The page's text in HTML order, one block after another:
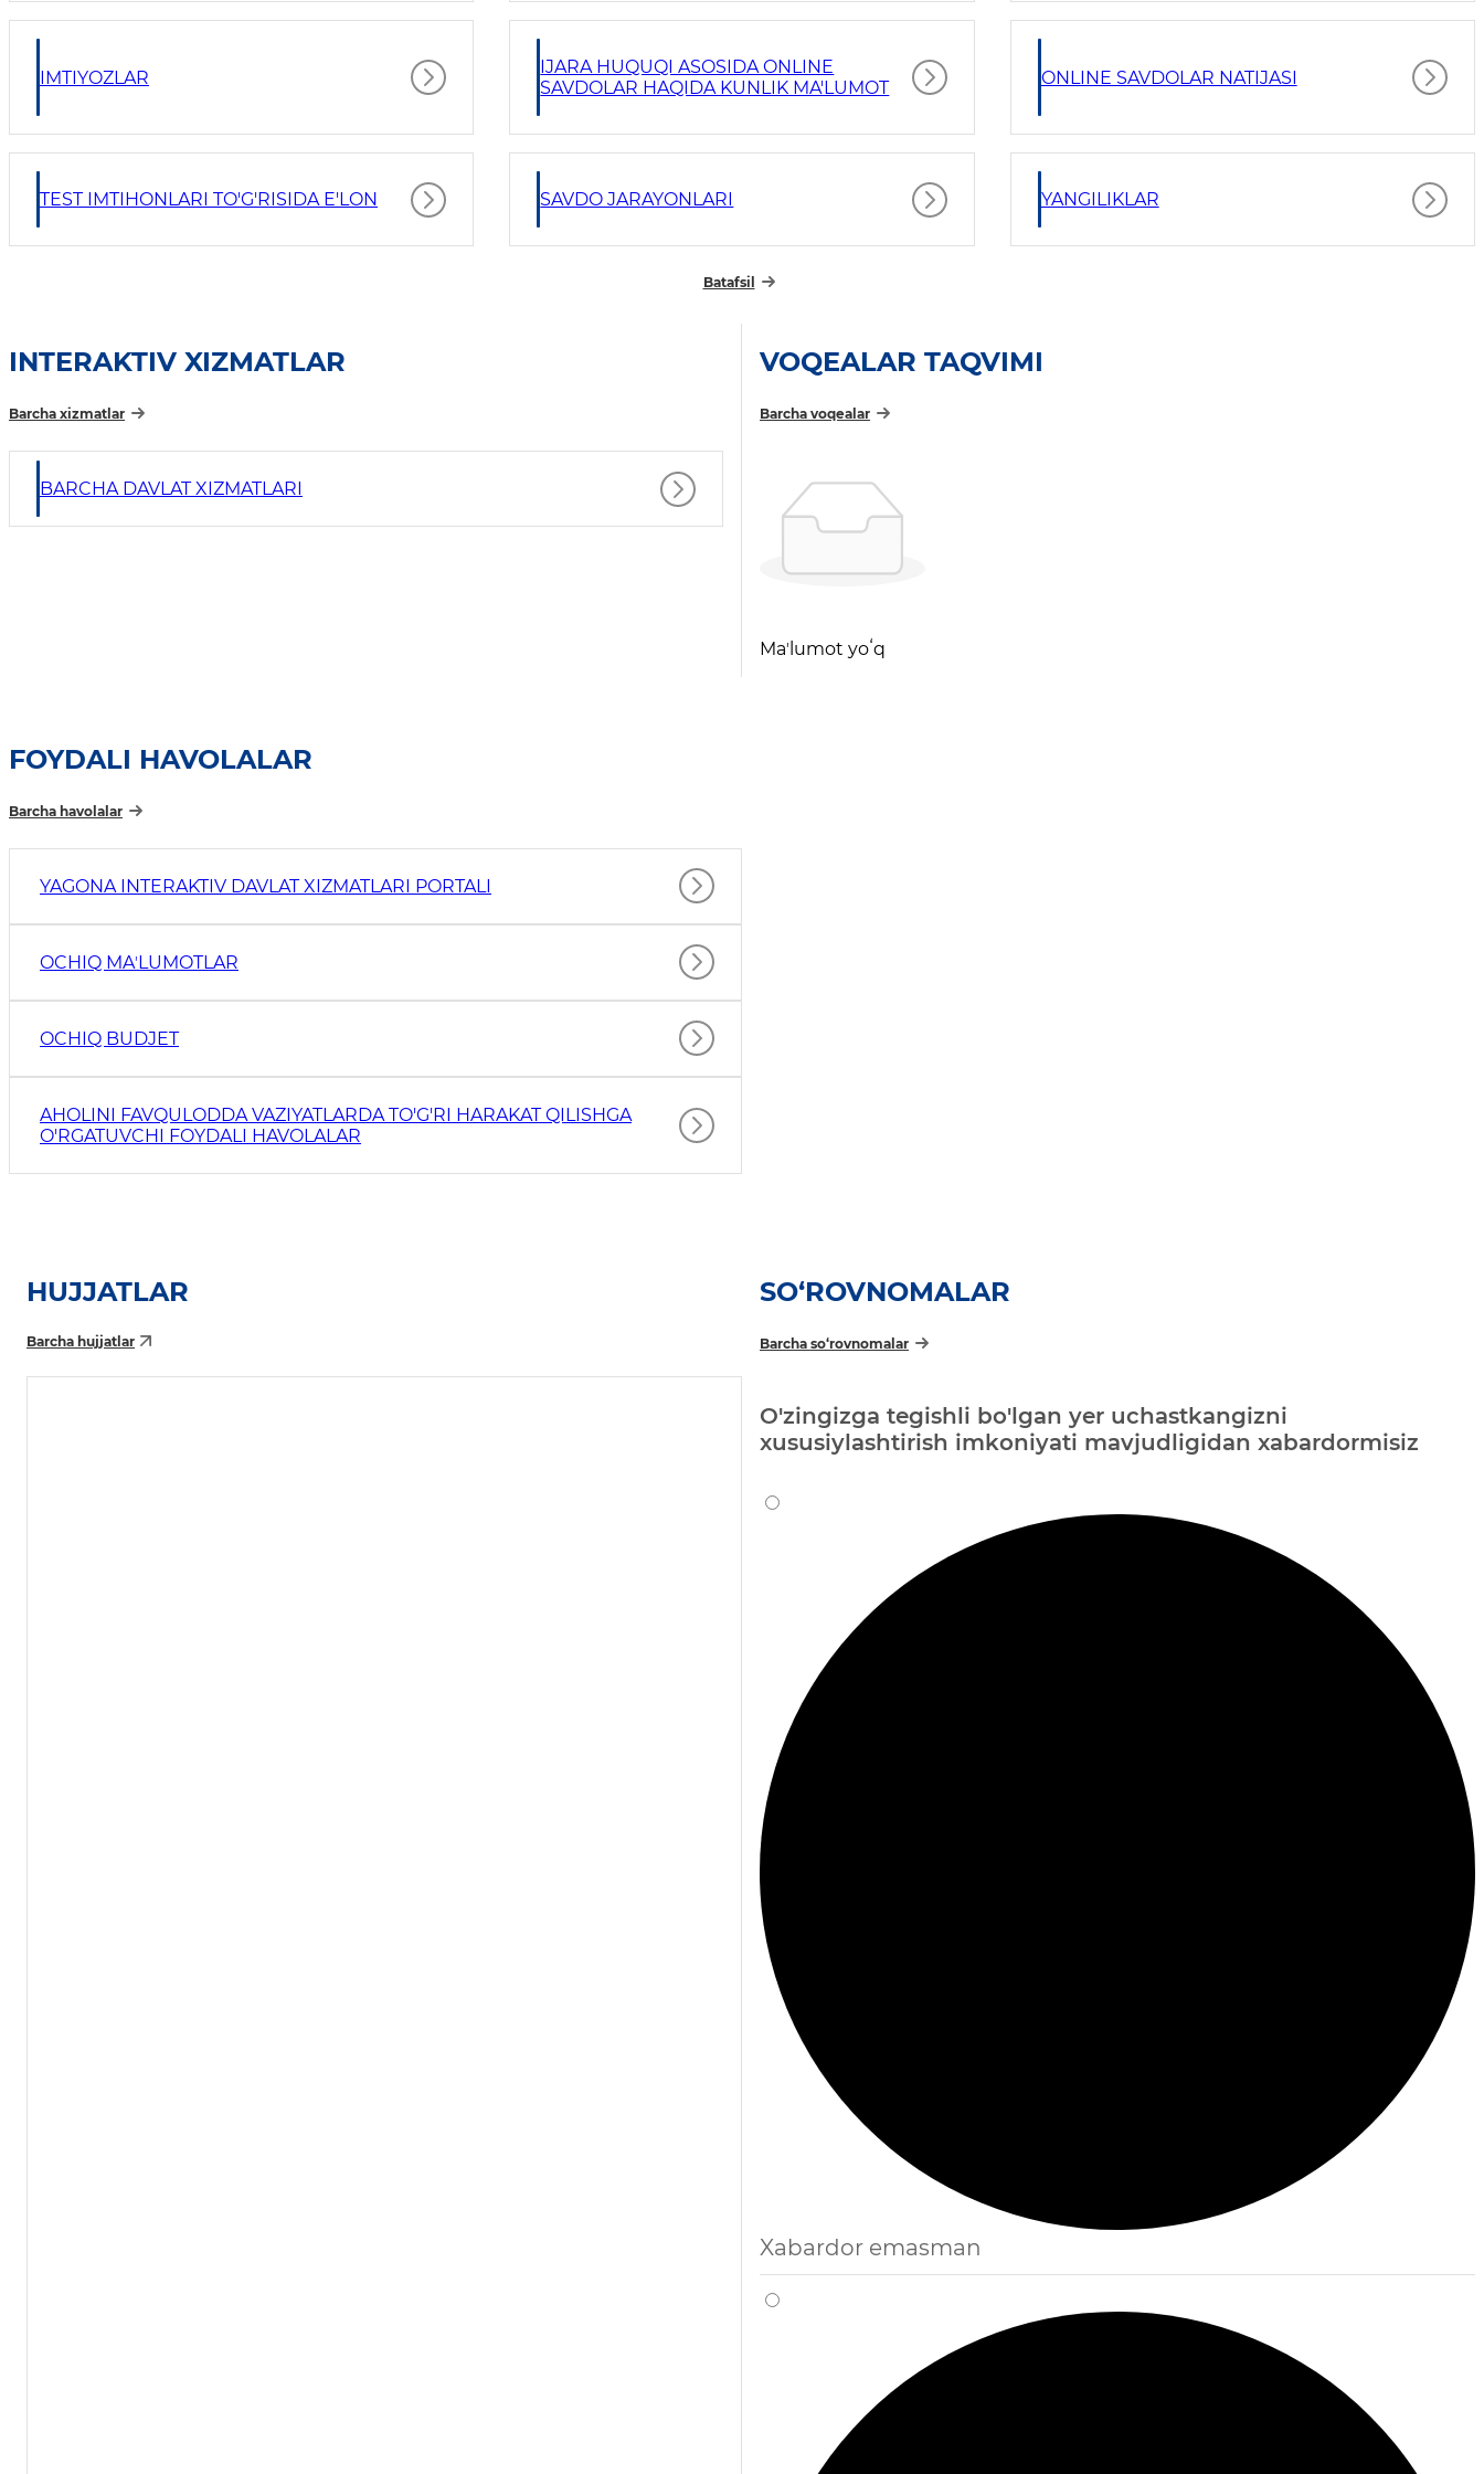
IMTIYOZLAR
IJARA HUQUQI ASOSIDA ONLINE
SAVDOLAR HAQIDA KUNLIK MA'LUMOT
ONLINE SAVDOLAR NATIJASI
TEST IMTIHONLARI TO'G'RISIDA E'LON SAVDO JARAYONLARI YANGILIKLAR
Batafsil
INTERAKTIV XIZMATLAR
Barcha xizmatlar
BARCHA DAVLAT XIZMATLARI
VOQEALAR TAQVIMI
Barcha voqealar
Maʼlumot yoʻq
FOYDALI HAVOLALAR
Barcha havolalar
YAGONA INTERAKTIV DAVLAT XIZMATLARI PORTALI
OCHIQ MAʼLUMOTLAR
OCHIQ BUDJET
AHOLINI FAVQULODDA VAZIYATLARDA TO'G'RI HARAKAT QILISHGA
O'RGATUVCHI FOYDALI HAVOLALAR
HUJJATLAR
Barcha hujjatlar
SO‘ROVNOMALAR
Barcha so‘rovnomalar
O'zingizga tegishli bo'lgan yer uchastkangizni
xususiylashtirish imkoniyati mavjudligidan xabardormisiz
Xabardor emasman